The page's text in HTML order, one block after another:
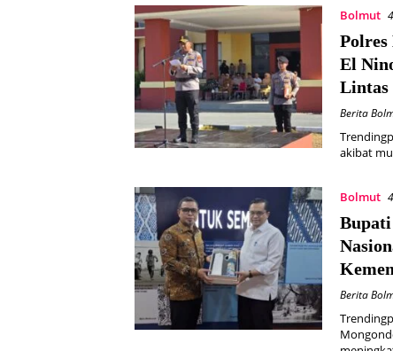
Bolmut
Polres
El
Lintas
Berita
akibat
Bolmut
Bupati
Berita